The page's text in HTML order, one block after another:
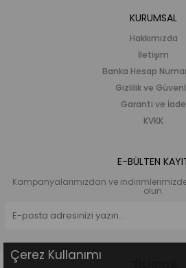
KURUMSAL
Hakkımızda
İletişim
Banka Hesap
Gizlilik ve
Garanti ve İade
KVKK
E-BÜLTEN
Kampanyalarımızdan ve
olun.
Çerez Kullanımı